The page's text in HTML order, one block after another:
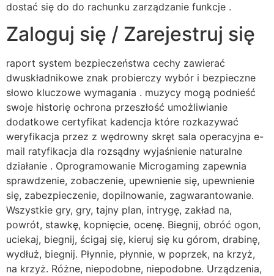
dostać się do do rachunku zarządzanie funkcje .
Zaloguj się / Zarejestruj się
raport system bezpieczeństwa cechy zawierać
dwuskładnikowe znak probierczy wybór i bezpieczne
słowo kluczowe wymagania . muzycy mogą podnieść
swoje historię ochrona przeszłość umożliwianie
dodatkowe certyfikat kadencja które rozkazywać
weryfikacja przez z wędrowny skręt sala operacyjna e-
mail ratyfikacja dla rozsądny wyjaśnienie naturalne
działanie . Oprogramowanie Microgaming zapewnia
sprawdzenie, zobaczenie, upewnienie się, upewnienie
się, zabezpieczenie, dopilnowanie, zagwarantowanie.
Wszystkie gry, gry, tajny plan, intrygę, zakład na,
powrót, stawkę, kopnięcie, ocenę. Biegnij, obróć ogon,
uciekaj, biegnij, ścigaj się, kieruj się ku górom, drabinę,
wydłuż, biegnij. Płynnie, płynnie, w poprzek, na krzyż,
na krzyż. Różne, niepodobne, niepodobne. Urządzenia,